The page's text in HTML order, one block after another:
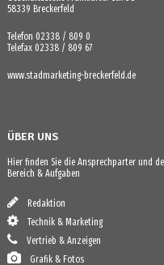
58339 Breckerfeld
Telefon 02338 / 809 0
Telefax 02338 / 809 67
www.stadmarketing-breckerfeld.de
ÜBER UNS
Hier finden Sie die Ansprechparter und
Bereich & Aufgaben
Redaktion
Technik & Marketing
Vertrieb & Anzeigen
Grafik & Fotos